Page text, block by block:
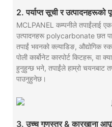
2. पर्याप्त सूची र उत्पादनहरूको
MCLPANEL कम्पनीले तपाईंलाई
उत्पादनहरू polycarbonate छत
तपाईं भवनको क्ल्याडिङ, औद्योगिक
पोली कार्बोनेट कारपोर्ट किटहरू, वा
हुनुहुन्छ भने, तपाईंले हाम्रो चयनबाट
पाउनुहुनेछ।
3. उच्च गुणस्तर & कारखाना